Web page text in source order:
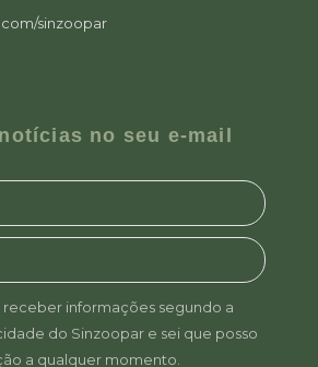
sinzoopar
no seu e-mail
informações segundo a
do Sinzoopar e sei que posso
a qualquer momento.